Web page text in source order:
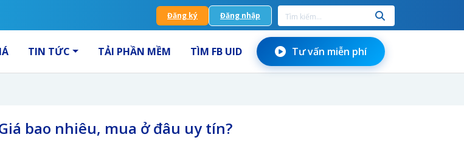
Đăng ký Đăng nhập
TIN TỨC TẢI PHẦN MỀM TÌM FB UID Tư vấn miễn phí
bao nhiêu, mua ở đâu uy tín?